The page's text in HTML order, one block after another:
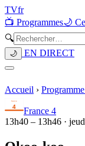
TVfr
📺 Programmes🌙
🔍
🌙 EN DIRECT
Accueil ›
France 4
13h40 – 13h46 ·